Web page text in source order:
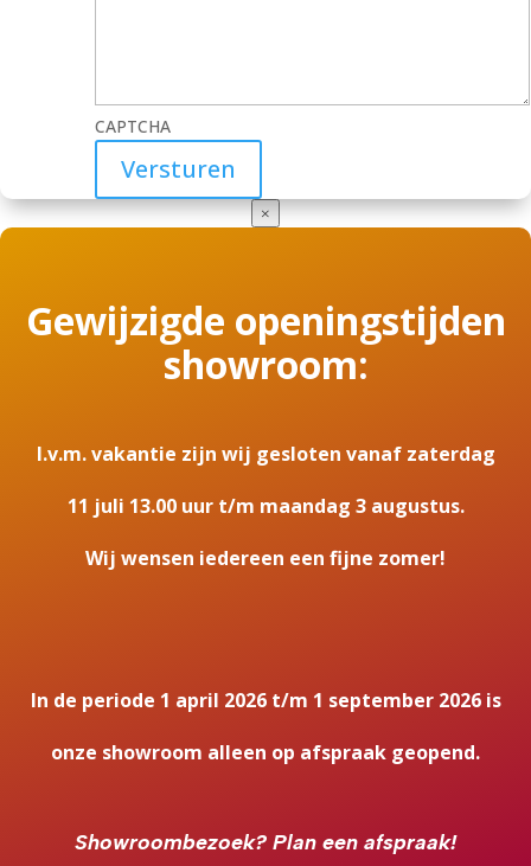
CAPTCHA
×
Gewijzigde openingstijden
showroom:
I.v.m. vakantie zijn wij gesloten vanaf zaterdag
11 juli 13.00 uur t/m maandag 3 augustus.
Wij wensen iedereen een fijne zomer!
In de periode 1 april 2026 t/m 1 september 2026 is
onze showroom alleen op afspraak geopend.
Showroombezoek? Plan een afspraak!